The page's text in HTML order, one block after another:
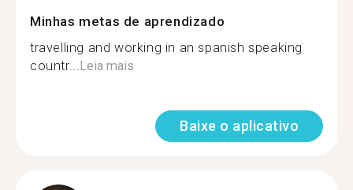
Minhas metas de aprendizado
travelling and working in an spanish speaking
countr...Leia mais
Baixe o aplicativo